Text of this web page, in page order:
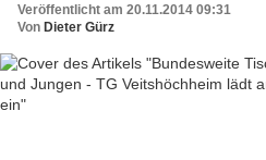
Veröffentlicht am 20.11.2014 09:31
Von Dieter Gürz